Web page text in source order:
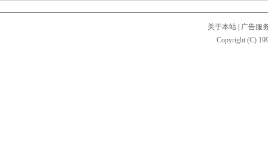
关于本站
广告服
Copyright (C)